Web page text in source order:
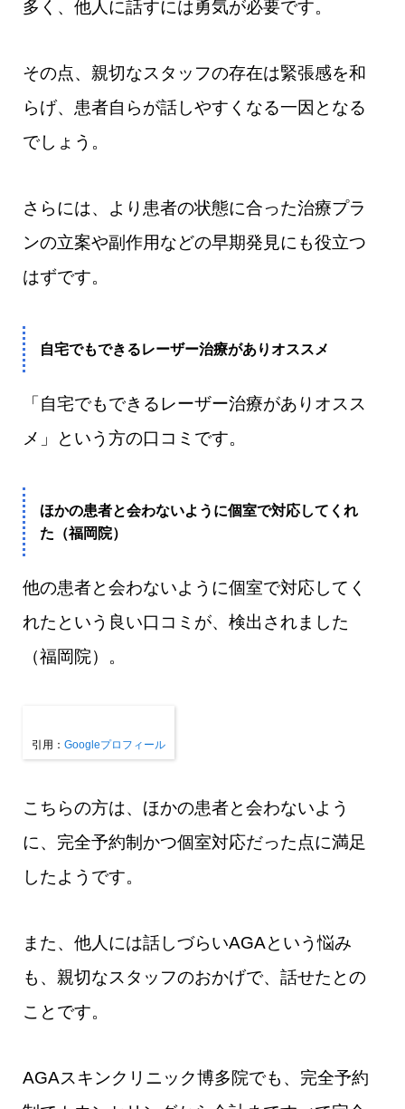
多く、他人に話すには勇気が必要です。
その点、親切なスタッフの存在は緊張感を和
らげ、患者自らが話しやすくなる一因となる
でしょう。
さらには、より患者の状態に合った治療プラ
ンの立案や副作用などの早期発見にも役立つ
はずです。
自宅でもできるレーザー治療がありオススメ
「自宅でもできるレーザー治療がありオスス
メ」という方の口コミです。
ほかの患者と会わないように個室で対応してくれ
た（福岡院）
他の患者と会わないように個室で対応してく
れたという良い口コミが、検出されました
（福岡院）。
引用： Googleプロフィール
こちらの方は、ほかの患者と会わないよう
に、完全予約制かつ個室対応だった点に満足
したようです。
また、他人には話しづらいAGAという悩み
も、親切なスタッフのおかげで、話せたとの
ことです。
AGAスキンクリニック博多院でも、完全予約